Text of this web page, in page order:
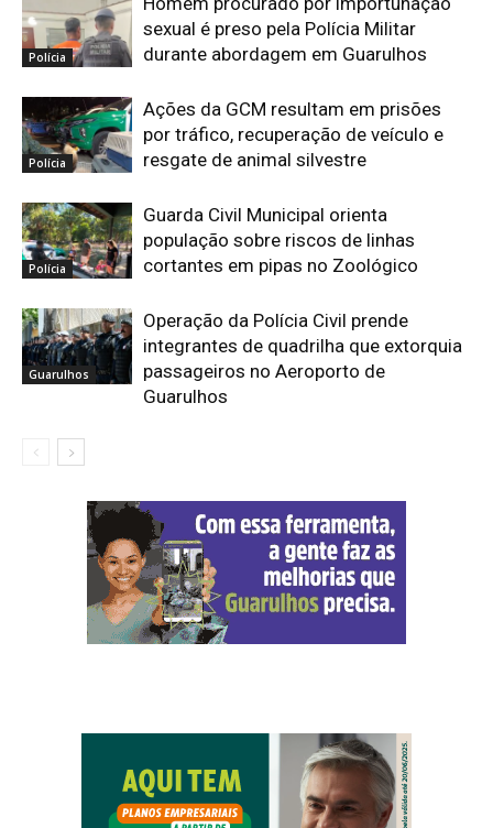
Polícia
sexual é preso pela Polícia Militar
durante abordagem em Guarulhos
Polícia
Ações da GCM resultam em prisões
por tráfico, recuperação de veículo e
resgate de animal silvestre
Polícia
Guarda Civil Municipal orienta
população sobre riscos de linhas
cortantes em pipas no Zoológico
Guarulhos
Operação da Polícia Civil prende
integrantes de quadrilha que extorquia
passageiros no Aeroporto de
Guarulhos